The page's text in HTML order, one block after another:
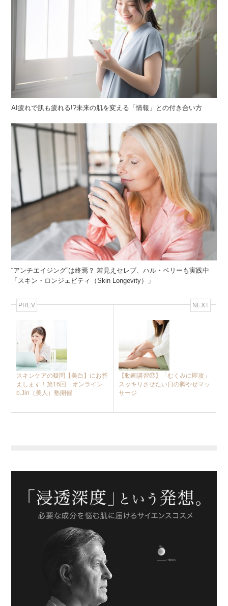
AI疲れで肌も疲れる!?未来の肌を変える「情報」との付き合い方
“アンチエイジング”は終焉？ 若見えセレブ、ハル・ベリーも実践中
「スキン・ロンジェビティ（Skin Longevity）」
PREV
スキンケアの疑問【美白】にお答
えします！第16回 オンライン
b.Jin（美人）塾開催
NEXT
【動画講習㉗】「むくみに即攻」
スッキリさせたい日の脚やせマッ
サージ